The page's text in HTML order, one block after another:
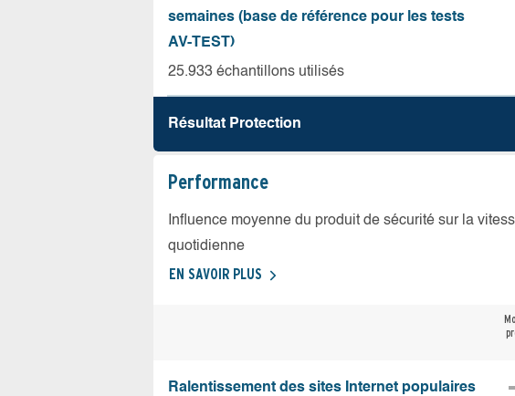
semaines (base de référence pour les tests
AV-TEST)
25.933 échantillons utilisés
Résultat Protection
Performance
Influence moyenne du produit de sécurité sur la
quotidienne
EN SAVOIR PLUS
Ralentissement des sites Internet populaires